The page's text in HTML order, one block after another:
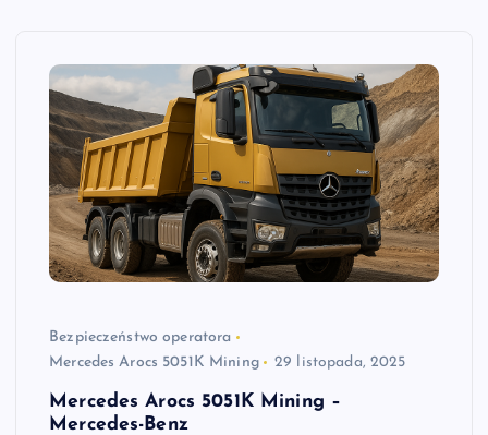
Bezpieczeństwo operatora
Mercedes Arocs 5051K Mining
29 listopada, 2025
Mercedes Arocs 5051K Mining –
Mercedes-Benz